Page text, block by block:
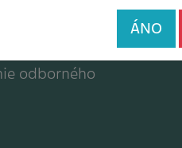
odborného
ÁNO